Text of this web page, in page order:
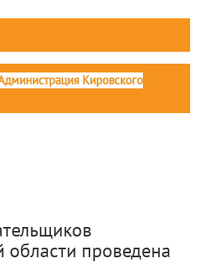
Кировского
области проведена